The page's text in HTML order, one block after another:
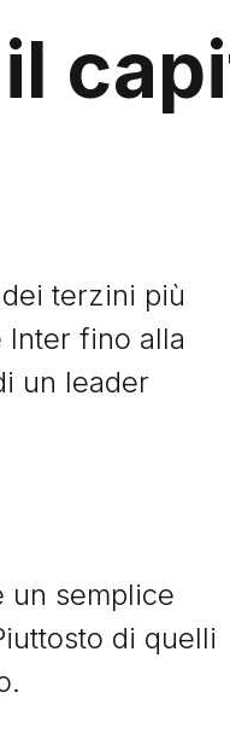
terzini più
Inter fino alla
un leader
un semplice
di quelli